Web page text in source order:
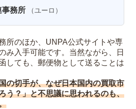
事務所 （ユーロ）
所のほか、UNPA公式サイトや専
み入手可能です。当然ながら、日
しても、郵便物として送ることは
の切手が、なぜ日本国内の買取市
う？」と不思議に思われるのも、